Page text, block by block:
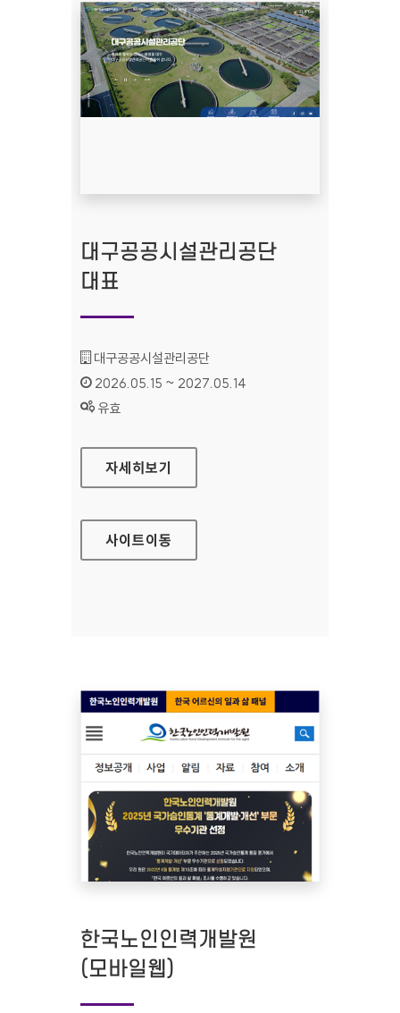
대구공공시설관리공단
대표
기관명 :
대구공공시설관리공단
인증기간 :
2026.05.15 ~ 2027.05.14
상태 :
유효
대구공공시설관리공단 대표
자세히보기
사이트이동
한국노인인력개발원
(모바일웹)